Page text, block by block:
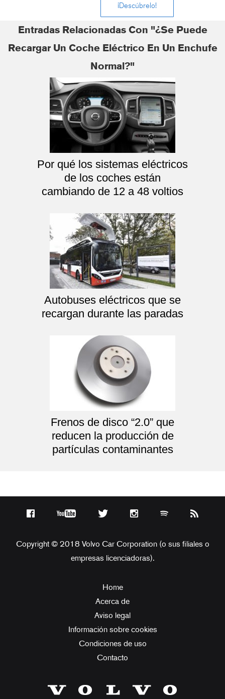
¡Descúbrelo!
Entradas Relacionadas Con "¿Se Puede
Recargar Un Coche Eléctrico En Un Enchufe
Normal?"
Por qué los sistemas eléctricos
de los coches están
cambiando de 12 a 48 voltios
Autobuses eléctricos que se
recargan durante las paradas
Frenos de disco “2.0” que
reducen la producción de
partículas contaminantes
Copyright © 2018 Volvo Car Corporation (o sus filiales o
empresas licenciadoras).
Home
Acerca de
Aviso legal
Información sobre cookies
Condiciones de uso
Contacto